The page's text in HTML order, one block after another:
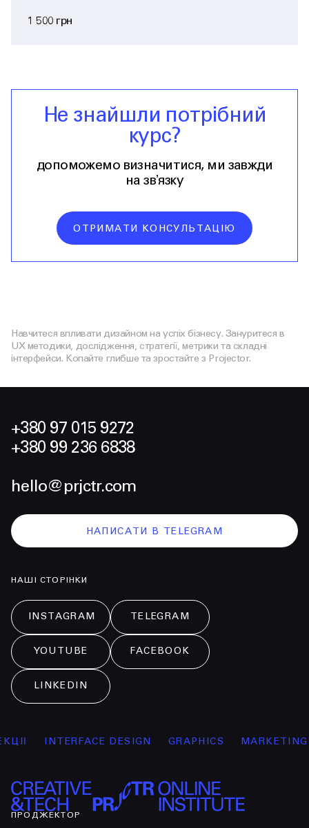
1 500 грн
Не знайшли потрібний
курс?
допоможемо визначитися, ми завжди
на звʼязку
ОТРИМАТИ КОНСУЛЬТАЦІЮ
Навчитеся впливати дизайном на успіх бізнесу. Зануритеся в
UX методики, дослідження, стратегії, метрики та складні
інтерфейси. Копайте глибше та зростайте з Projector.
+380 97 015 9272
+380 99 236 6838
hello@prjctr.com
НАПИСАТИ В TELEGRAM
НАШІ СТОРІНКИ
INSTAGRAM TELEGRAM
YOUTUBE FACEBOOK
LINKEDIN
INTERFACE DESIGN GRAPHICS MARKETING
ПРОДЖЕКТОР